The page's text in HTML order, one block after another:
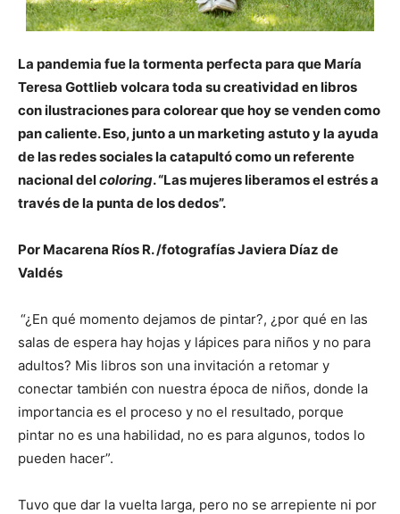
La pandemia fue la tormenta perfecta para que María
Teresa Gottlieb volcara toda su creatividad en libros
con ilustraciones para colorear que hoy se venden como
pan caliente. Eso, junto a un marketing astuto y la ayuda
de las redes sociales la catapultó como un referente
nacional delcoloring. “Las mujeres liberamos el estrés a
través de la punta de los dedos”.
Por Macarena Ríos R. /fotografías Javiera Díaz de
Valdés
“¿En qué momento dejamos de pintar?, ¿por qué en las
salas de espera hay hojas y lápices para niños y no para
adultos? Mis libros son una invitación a retomar y
conectar también con nuestra época de niños, donde la
importancia es el proceso y no el resultado, porque
pintar no es una habilidad, no es para algunos, todos lo
pueden hacer”.
Tuvo que dar la vuelta larga, pero no se arrepiente ni por